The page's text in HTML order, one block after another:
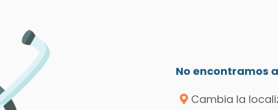
No encontramos
Cambia la